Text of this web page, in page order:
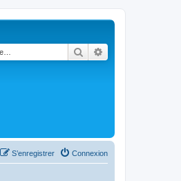
Rechercher
Connexion
S’enregistrer